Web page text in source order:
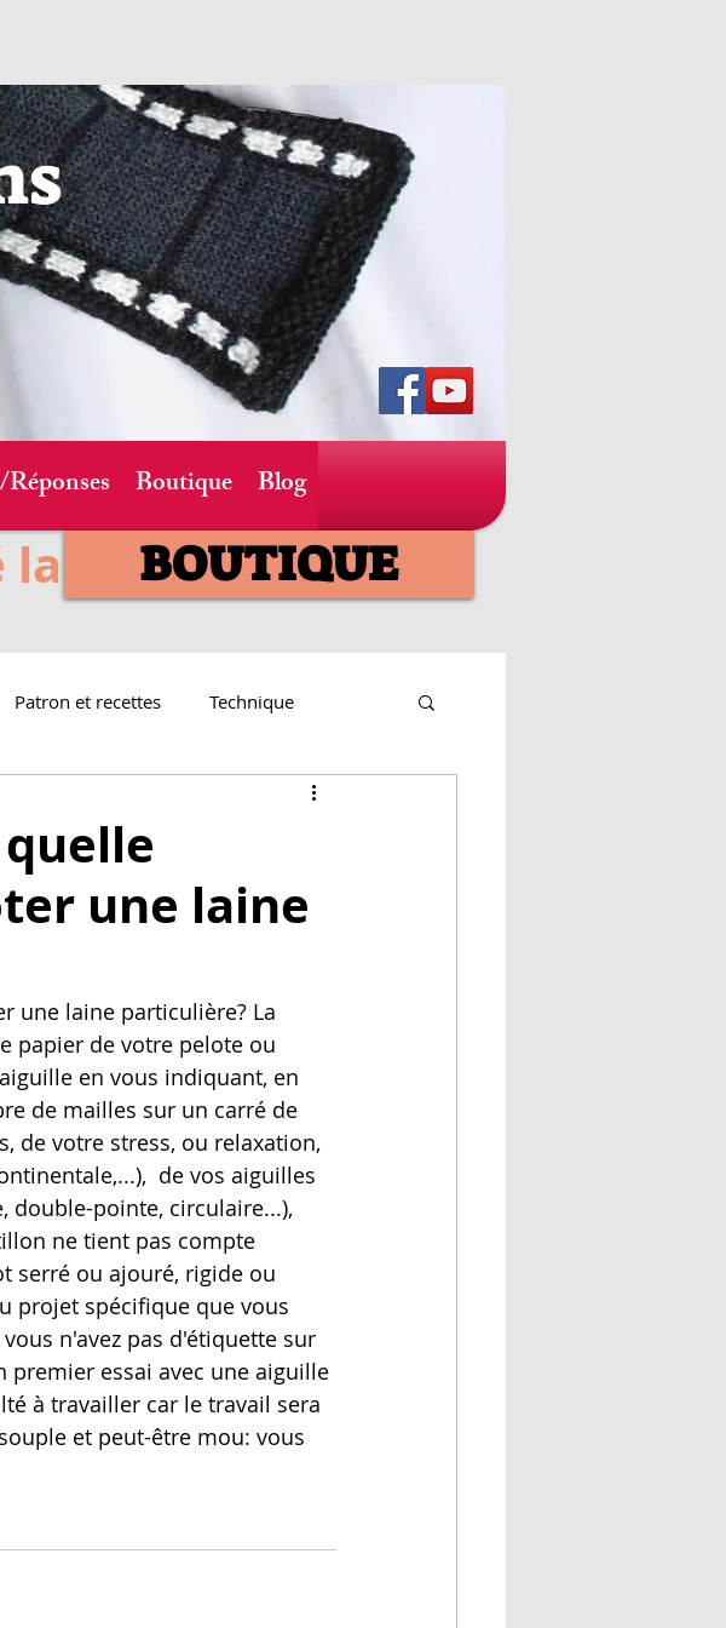
Boutique Blog
BOUTIQUE
la
Patron et recettes Technique
une laine
une laine particulière? La
papier de votre pelote ou
en vous indiquant, en
de mailles sur un carré de
de votre stress, ou relaxation,
de vos aiguilles
double-pointe, circulaire...),
ne tient pas compte
serré ou ajouré, rigide ou
projet spécifique que vous
n'avez pas d'étiquette sur
premier essai avec une aiguille
à travailler car le travail sera
et peut-être mou: vous